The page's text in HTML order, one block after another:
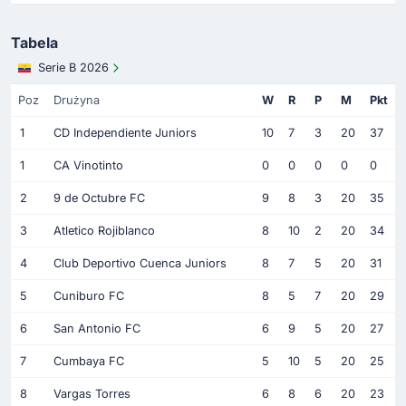
Tabela
Serie B 2026
Poz Drużyna W R P M Pkt
1 CD Independiente Juniors 10 7 3 20 37
1 CA Vinotinto 0 0 0 0 0
2 9 de Octubre FC 9 8 3 20 35
3 Atletico Rojiblanco 8 10 2 20 34
4 Club Deportivo Cuenca Juniors 8 7 5 20 31
5 Cuniburo FC 8 5 7 20 29
6 San Antonio FC 6 9 5 20 27
7 Cumbaya FC 5 10 5 20 25
8 Vargas Torres 6 8 6 20 23